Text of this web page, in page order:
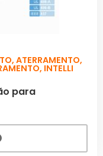
, ATERRAMENTO,
, INTELLI
para